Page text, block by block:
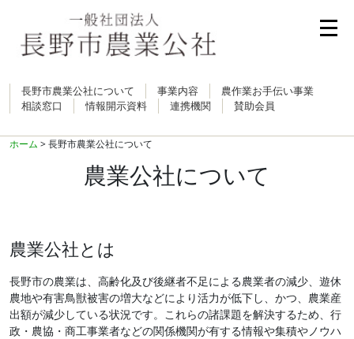
長野市農業公社について 事業内容
農作業お手伝い事業
相談窓口
情報開示資料 連携機関 賛助会員
ホーム > 長野市農業公社について
農業公社について
農業公社とは
長野市の農業は、高齢化及び後継者不足による農業者の減少、遊休
農地や有害鳥獣被害の増大などにより活力が低下し、かつ、農業産
出額が減少している状況です。これらの諸課題を解決するため、行
政・農協・商工事業者などの関係機関が有する情報や集積やノウハ